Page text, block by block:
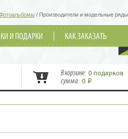
/ Производители и модельные ряды
И ПОДАРКИ КАК ЗАКАЗАТЬ
В корзине: 0 подарков
сумма: 0 i